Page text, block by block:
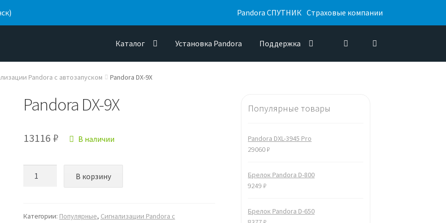
Pandora СПУТНИК Страховые компании
Каталог Установка Pandora Поддержка
Pandora с автозапуском Pandora DX-9X
Pandora DX-9X
13116 ₽ В наличии
В корзину
Категории: Популярные, Сигнализации Pandora с
Популярные товары
Pandora DXL-3945 Pro
29060₽
Брелок Pandora D-800
9249 ₽
Брелок Pandora D-650